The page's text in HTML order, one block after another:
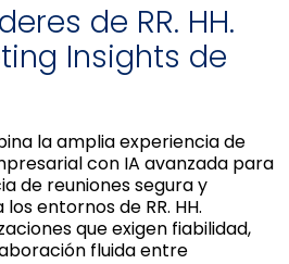
de RR. HH.
Insights de
la amplia experiencia de
con IA avanzada para
de reuniones segura y
entornos de RR. HH.
que exigen fiabilidad,
fluida entre